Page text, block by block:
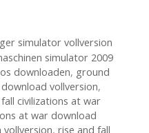
simulator vollversion
simulator 2009
downloaden, ground
vollversion,
civilizations at war
at war download
vollversion, rise and fall